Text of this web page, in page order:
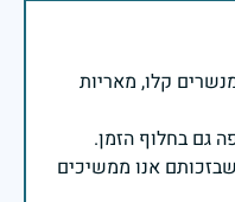
קלו, מאריות
אנו ממשיכים